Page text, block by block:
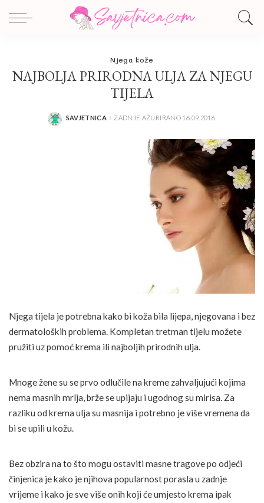
Njega kože
NAJBOLJA PRIRODNA ULJA ZA NJEGU
TIJELA
POSTED
SAVJETNICA ZADNJE AŽURIRANO 16.09.2016.
Njega tijela je potrebna kako bi koža bila lijepa, njegovana i bez
dermatoloških problema. Kompletan tretman tijelu možete
pružiti uz pomoć krema ili najboljih prirodnih ulja.
Mnoge žene su se prvo odlučile na kreme zahvaljujući kojima
nema masnih mrlja, brže se upijaju i ugodnog su mirisa. Za
razliku od krema ulja su masnija i potrebno je više vremena da
bi se upili u kožu.
Bez obzira na to što mogu ostaviti masne tragove po odjeći
činjenica je kako je njihova popularnost porasla u zadnje
vrijeme i kako je sve više onih koji će umjesto krema ipak